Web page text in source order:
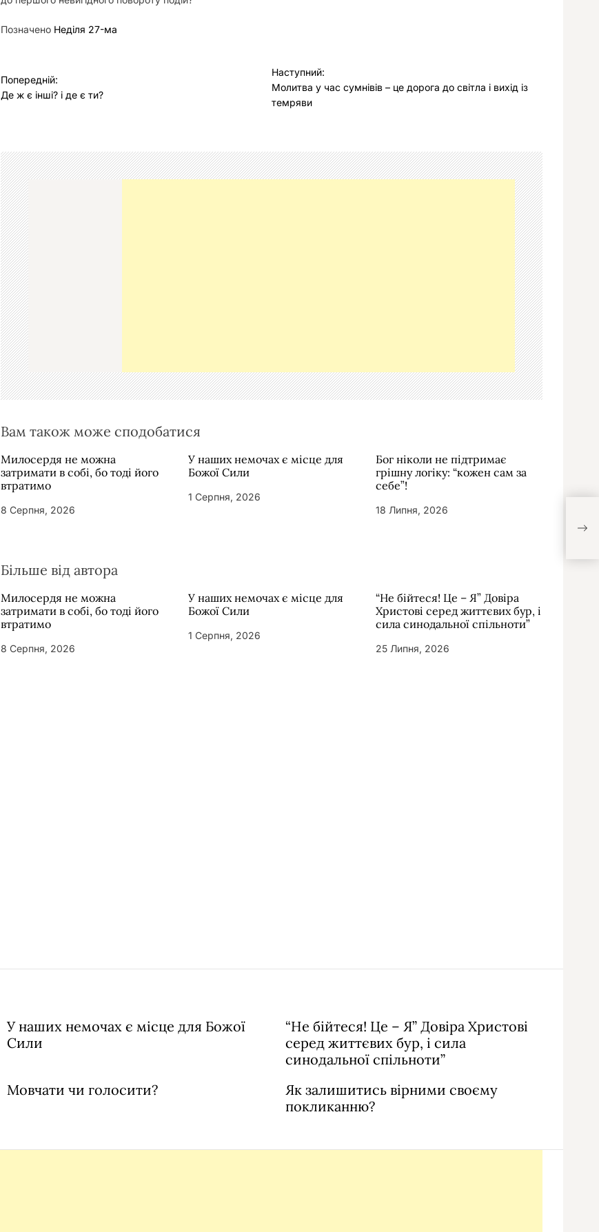
Позначено Неділя 27-ма
Н
а
г
а
ц
і
я
з
а
п
и
с
і
Попередній:
Де ж є інші? і де є ти?
Наступний:
Молитва у час сумнівів – це дорога до світла і вихід із
темряви
Вам також може сподобатися
Милосердя не можна
затримати в собі, бо тоді його
втратимо
8 Серпня, 2026
У наших немочах є місце для
Божої Сили
1 Серпня, 2026
Бог ніколи не підтримає
грішну логіку: “кожен сам за
себе”!
18 Липня, 2026
Більше від автора
Милосердя не можна
затримати в собі, бо тоді його
втратимо
8 Серпня, 2026
У наших немочах є місце для
Божої Сили
1 Серпня, 2026
“Не бійтеся! Це – Я” Довіра
Христові серед життєвих бур, і
сила синодальної спільноти”
25 Липня, 2026
У наших немочах є місце для Божої
Сили
“Не бійтеся! Це – Я” Довіра Христові
серед життєвих бур, і сила
синодальної спільноти”
Мовчати чи голосити?
Як залишитись вірними своєму
покликанню?